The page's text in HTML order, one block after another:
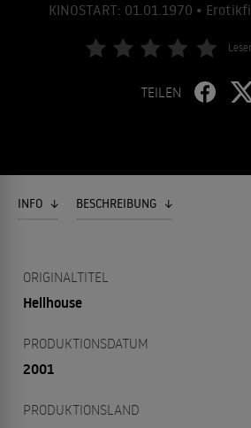
KINOSTART: 01.01.1970 •
TEILEN
INFO BESCHREIBUNG
ORIGINALTITEL
Hellhouse
PRODUKTIONSDATUM
2001
PRODUKTIONSLAND